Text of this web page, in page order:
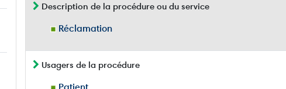
Description de la procédure ou du service
Réclamation
Usagers de la procédure